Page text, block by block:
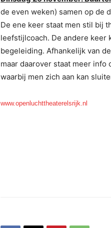
de even weken) samen op de
De ene keer staat men stil bij
leefstijlcoach. De andere keer
begeleiding. Afhankelijk van
maar daarover staat meer
waarbij men zich aan kan
www.openluchttheaterelsrijk.nl